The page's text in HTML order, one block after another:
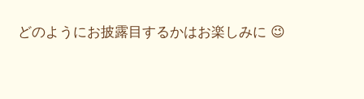
どのようにお披露目するかはお楽しみに 😉